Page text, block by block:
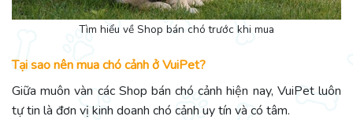
Tìm hiểu về Shop bán chó trước khi mua
Tại sao nên mua chó cảnh ở VuiPet?
Giữa muôn vàn các Shop bán chó cảnh hiện nay, VuiPet luôn
tự tin là đơn vị kinh doanh chó cảnh uy tín và có tâm.